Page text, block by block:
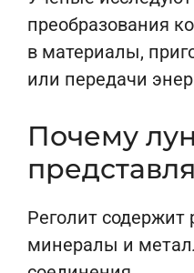
преобразования
в материалы,
или передачи
Почему
Реголит содержит
минералы и